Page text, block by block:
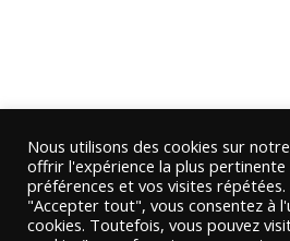
Nous utilisons des cookies sur
offrir l'expérience la plus
préférences et vos visites
"Accepter tout", vous consentez à
cookies. Toutefois, vous pouvez